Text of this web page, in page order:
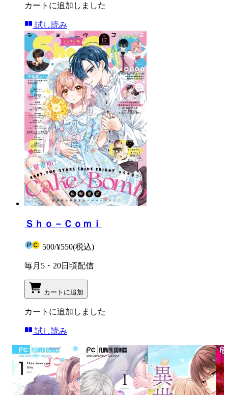
カートに追加しました
試し読み
Ｓｈｏ－Ｃｏｍｉ
500/¥550(税込)
毎月5・20日頃配信
カートに追加
カートに追加しました
試し読み